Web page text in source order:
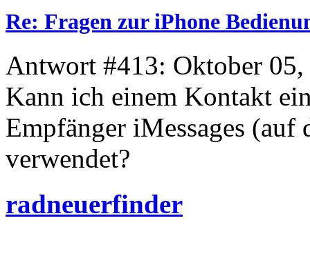
Re: Fragen zur iPhone
Antwort #413: Oktober
Kann ich einem Kontakt
Empfänger iMessages
verwendet?
radneuerfinder